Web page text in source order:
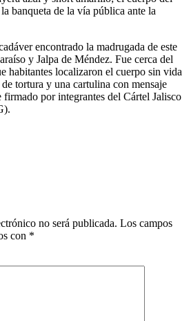
banqueta de la vía pública ante la
encontrado la madrugada de este
y Jalpa de Méndez. Fue cerca del
habitantes localizaron el cuerpo sin vida
tortura y una cartulina con mensaje
firmado por integrantes del Cártel Jalisco
no será publicada. Los campos
con *